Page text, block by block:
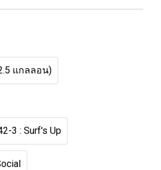
แกลลอน)
3 : Surf's Up